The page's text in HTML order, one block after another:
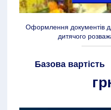
Оформлення документів
дитячого
Базова вартість